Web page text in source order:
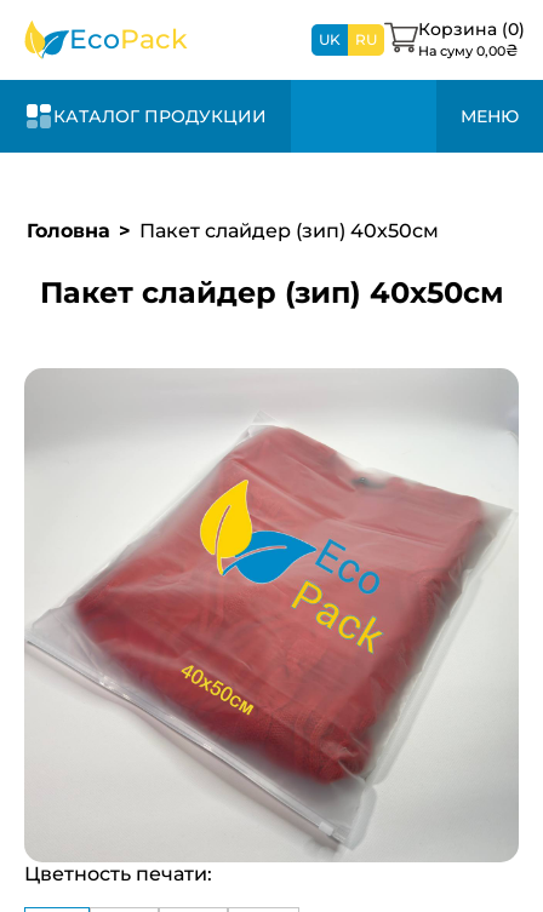
EcoPack UK RU Корзина (0)
На суму 0,00₴
КАТАЛОГ ПРОДУКЦИИ МЕНЮ
ближайшее время
к стоимости
Головна Пакет слайдер (зип) 40х50см
Пакет слайдер (зип) 40х50см
Цветность печати: